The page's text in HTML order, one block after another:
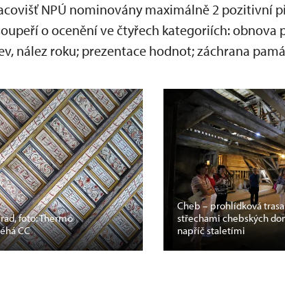
NPÚ nominovány maximálně 2 pozitivní
o ocenění ve čtyřech kategoriích: obnova
nález roku; prezentace hodnot; záchrana
foto: Thermo
CC
Cheb – prohlídková
střechami chebských
napříč staletími